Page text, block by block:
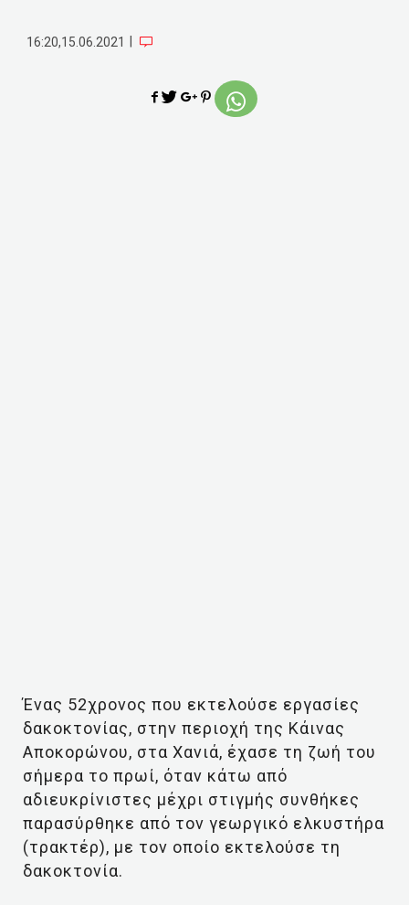
16:20,15.06.2021
Ένας 52χρονος που εκτελούσε εργασίες
δακοκτονίας, στην περιοχή της Κάινας
Αποκορώνου, στα Χανιά, έχασε τη ζωή του
σήμερα το πρωί, όταν κάτω από
αδιευκρίνιστες μέχρι στιγμής συνθήκες
παρασύρθηκε από τον γεωργικό ελκυστήρα
(τρακτέρ), με τον οποίο εκτελούσε τη
δακοκτονία.